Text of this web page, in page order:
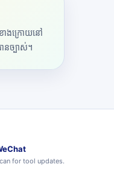
ាងក្រោយនៅ
ានច្បាស់។
for tool updates.